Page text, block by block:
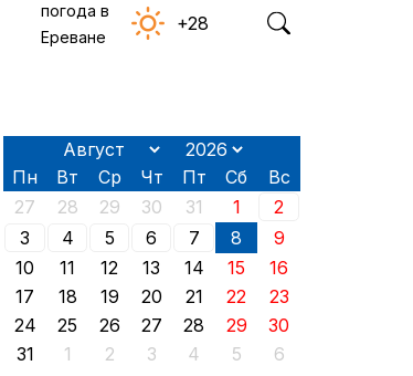
погода в
Ереване
+28
Пн Вт Ср Чт Пт Сб
Вс
27
28 29 30 31 1
2
3
4 5 6 7 8
9
10
11 12 13 14 15
16
17
18 19 20 21 22
23
24
25 26 27 28 29
30
31
1 2 3 4 5 6